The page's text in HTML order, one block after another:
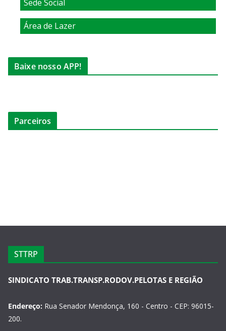
Sede Social
Área de Lazer
Baixe nosso APP!
Parceiros
STTRP
SINDICATO TRAB.TRANSP.RODOV.PELOTAS E REGIÃO
Endereço: Rua Senador Mendonça, 160 - Centro - CEP: 96015-
200.